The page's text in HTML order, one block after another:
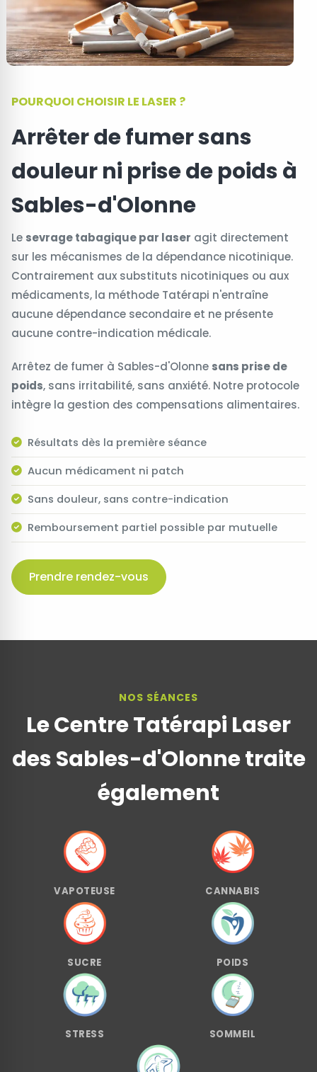
POURQUOI CHOISIR LE LASER ?
Arrêter de fumer sans
douleur ni prise de poids à
Sables-d'Olonne
Le sevrage tabagique par laser agit directement
sur les mécanismes de la dépendance nicotinique.
Contrairement aux substituts nicotiniques ou aux
médicaments, la méthode Tatérapi n'entraîne
aucune dépendance secondaire et ne présente
aucune contre-indication médicale.
Arrêtez de fumer à Sables-d'Olonne sans prise de
poids, sans irritabilité, sans anxiété. Notre protocole
intègre la gestion des compensations alimentaires.
Résultats dès la première séance
Aucun médicament ni patch
Sans douleur, sans contre-indication
Remboursement partiel possible par mutuelle
Prendre rendez-vous
NOS SÉANCES
Le Centre Tatérapi Laser
des Sables-d'Olonne traite
également
VAPOTEUSE CANNABIS
SUCRE POIDS
STRESS SOMMEIL